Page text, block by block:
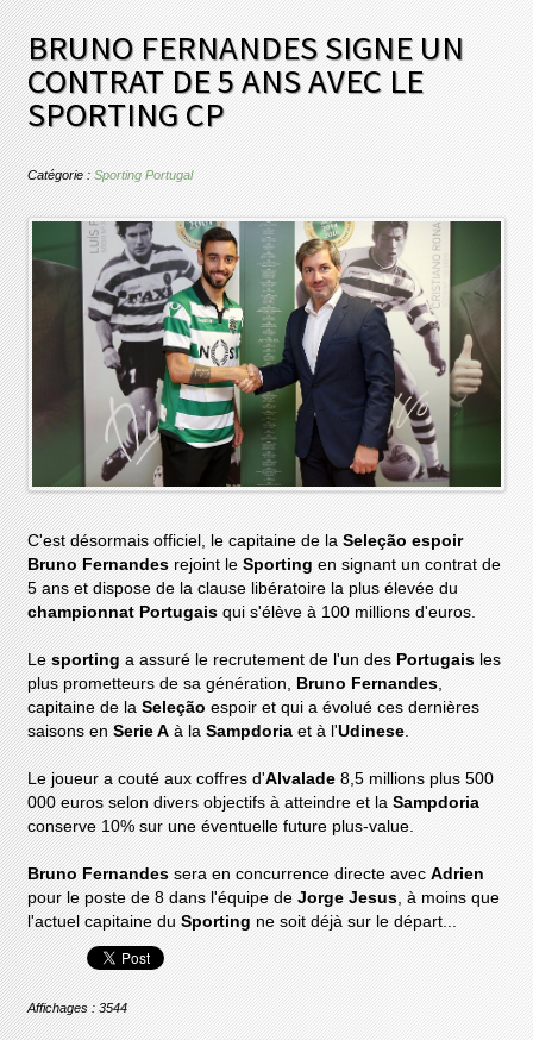
BRUNO FERNANDES SIGNE UN
CONTRAT DE 5 ANS AVEC LE
SPORTING CP
Catégorie :Sporting Portugal
C'est désormais officiel, le capitaine de laSeleção espoir
Bruno Fernandes rejoint leSporting en signant un contrat de
5 ans et dispose de la clause libératoire la plus élevée du
championnat Portugais qui s'élève à 100 millions d'euros.
Lesporting a assuré le recrutement de l'un des Portugais les
plus prometteurs de sa génération, Bruno Fernandes,
capitaine de laSeleção espoir et qui a évolué ces dernières
saisons enSerie A à laSampdoria et à l'Udinese.
Le joueur a couté aux coffres d'Alvalade 8,5 millions plus 500
000 euros selon divers objectifs à atteindre et laSampdoria
conserve 10% sur une éventuelle future plus-value.
Bruno Fernandes sera en concurrence directe avecAdrien
pour le poste de 8 dans l'équipe deJorge Jesus, à moins que
l'actuel capitaine duSporting ne soit déjà sur le départ...
Affichages : 3544